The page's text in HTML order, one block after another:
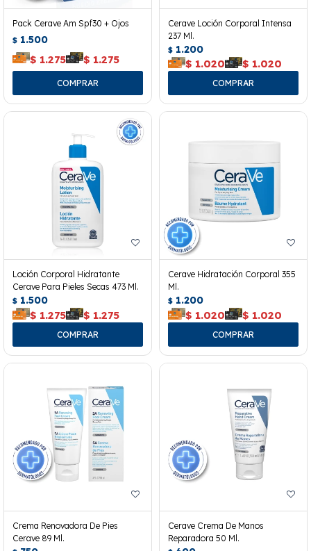
Pack Cerave Am Spf30 + Ojos
$ 1.500
$ 1.275 $ 1.275
Cerave Loción Corporal Intensa
237 Ml.
$ 1.200
$ 1.020 $ 1.020
Loción Corporal Hidratante
Cerave Para Pieles Secas 473 Ml.
$ 1.500
$ 1.275 $ 1.275
Cerave Hidratación Corporal 355
Ml.
$ 1.200
$ 1.020 $ 1.020
Crema Renovadora De Pies
Cerave 89 Ml.
Cerave Crema De Manos
Reparadora 50 Ml.